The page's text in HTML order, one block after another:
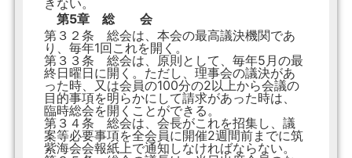
きない。
第5章 総 会
第３２条 総会は、本会の最高議決機関であ
り、毎年1回これを開く。
第３３条 総会は、原則として、毎年5月の最
終日曜日に開く。ただし、理事会の議決があ
った時、又は会員の100分の2以上から会議の
目的事項を明らかにして請求があった時は、
臨時総会を開くことができる。
第３４条 総会は、会長がこれを招集し、議
案等必要事項を全会員に開催2週間前までに筑
紫海会会報紙上で通知しなければならない。